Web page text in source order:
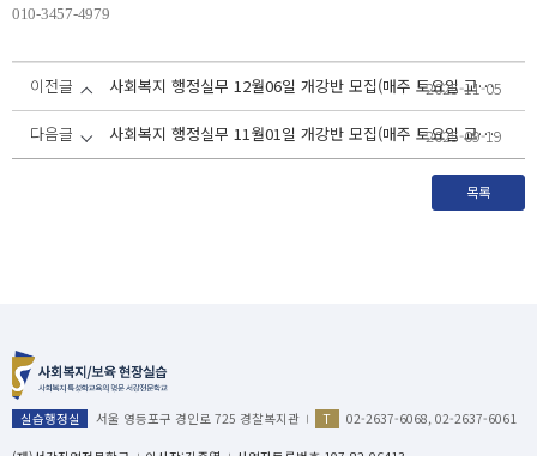
010-3457-4979
이전글 사회복지 행정실무 12월06일 개강반 모집(매주 토요일 교육 /총 4회 진행)- 국민내일배움카드 없이 수강료 즉시 할인 및 교재 무료제공
2025-11-05
다음글
사회복지 행정실무 11월01일 개강반 모집(매주 토요일 교육 /총 4회 진행)- 국민내일배움카드 없이 수강료 즉시 할인 및 교재 무료제공
2025-09-19
목록
실습행정실 서울 영등포구 경인로 725 경찰복지관 T 02-2637-6068, 02-2637-6061